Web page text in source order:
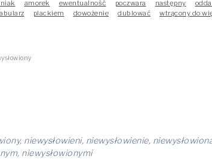
amorek ewentualność poczwara następny
plackiem dowożenie dublować wtrącony do
niewysłowieni, niewysłowienie,
niewysłowionymi